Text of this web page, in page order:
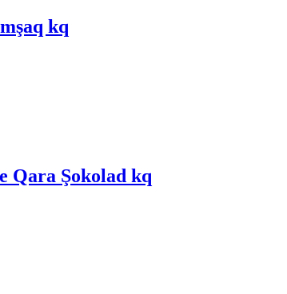
kq
Qara Şokolad kq